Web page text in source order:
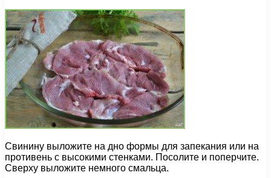
Свинину выложите на дно формы для запекания или на
противень с высокими стенками. Посолите и поперчите.
Сверху выложите немного смальца.